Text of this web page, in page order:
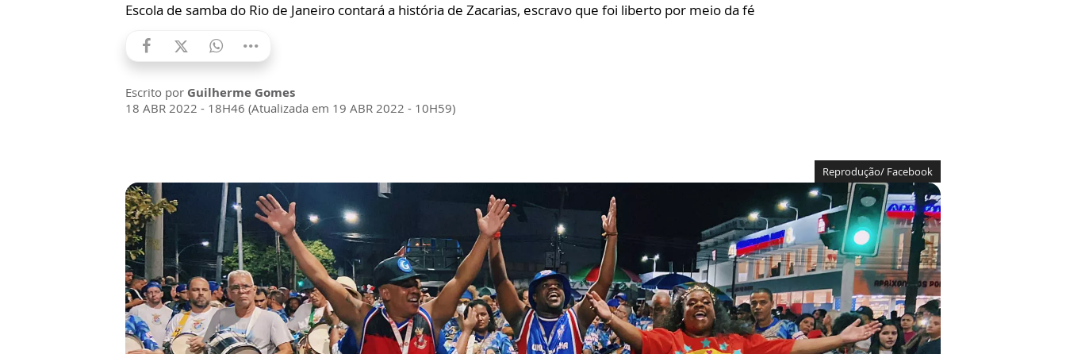
Escola de samba do Rio de Janeiro contará a história de Zacarias, escravo que foi liberto por meio da fé
Escrito por Guilherme Gomes
18 ABR 2022 - 18H46 (Atualizada em 19 ABR 2022 - 10H59)
Reprodução/ Facebook